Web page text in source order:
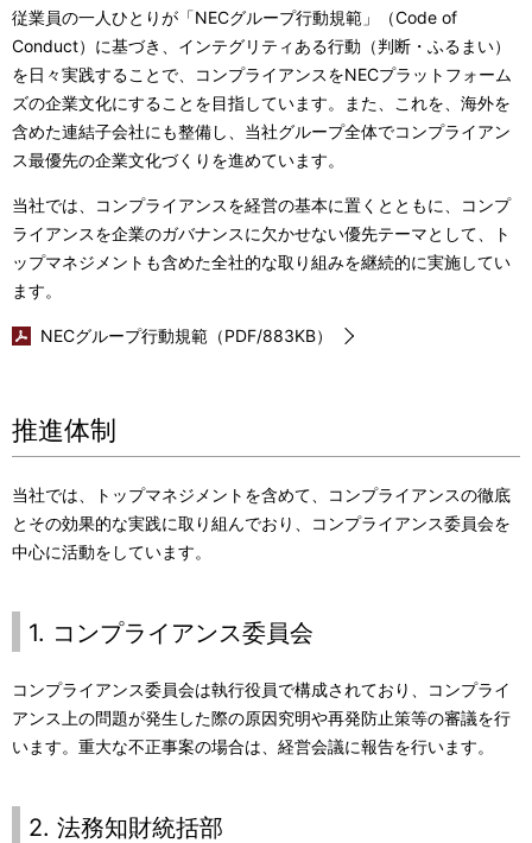
い
ま
す
。
従業員の一人ひとりが「NECグループ行動規範」（Code of
Conduct）に基づき、インテグリティある行動（判断・ふるまい）
を日々実践することで、コンプライアンスをNECプラットフォーム
ズの企業文化にすることを目指しています。また、これを、海外を
含めた連結子会社にも整備し、当社グループ全体でコンプライアン
ス最優先の企業文化づくりを進めています。
当社では、コンプライアンスを経営の基本に置くとともに、コンプ
ライアンスを企業のガバナンスに欠かせない優先テーマとして、ト
ップマネジメントも含めた全社的な取り組みを継続的に実施してい
ます。
NECグループ行動規範（PDF/883KB）
推進体制
当社では、トップマネジメントを含めて、コンプライアンスの徹底
とその効果的な実践に取り組んでおり、コンプライアンス委員会を
中心に活動をしています。
1. コンプライアンス委員会
コンプライアンス委員会は執行役員で構成されており、コンプライ
アンス上の問題が発生した際の原因究明や再発防止策等の審議を行
います。重大な不正事案の場合は、経営会議に報告を行います。
2. 法務知財統括部